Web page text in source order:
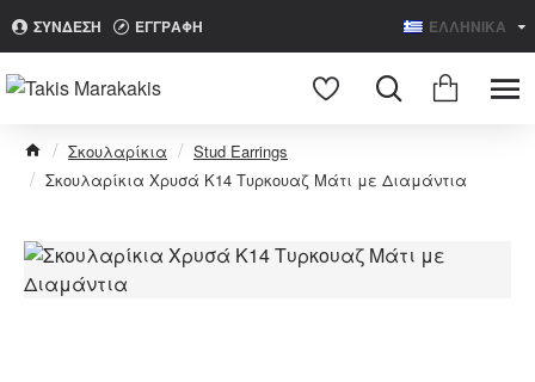
ΣΥΝΔΕΣΗ ΕΓΓΡΑΦΗ ΕΛΛΗΝΙΚΑ
Search
Σκουλαρίκια
Stud Earrings
Σκουλαρίκια Χρυσά Κ14 Τυρκουαζ Μάτι με Διαμάντια